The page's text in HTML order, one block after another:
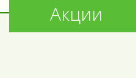
Акции